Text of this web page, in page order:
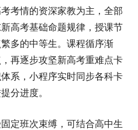
考情的资深家教为主，全部
高考基础命题规律，授课节
多的中等生。课程循序渐
再逐步攻坚新高考重难点卡
系，小程序实时同步各科卡
分进度。
定班次束缚，可结合高中生